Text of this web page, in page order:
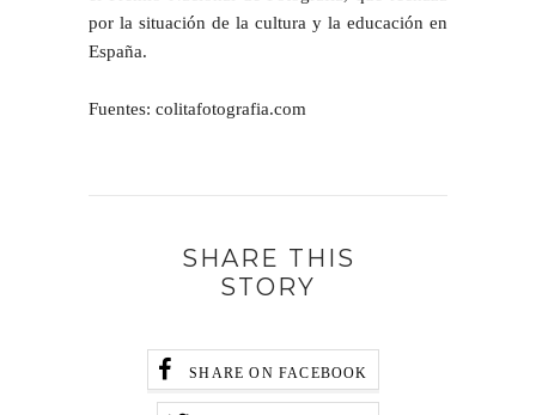
por la situación de la cultura y la educación en
España.
Fuentes: colitafotografia.com
SHARE THIS
STORY
SHARE ON FACEBOOK